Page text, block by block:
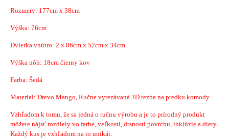
Rozmery: 177cm x 38cm
Výška: 76cm
Dvierka vnútro: 2 x 86cm x 52cm x 34cm
Výška nôh: 18cm čierny kov
Farba: Šedá
Material: Drevo Mango, Ručne vyrezávaná 3D rezba na predku komody.
Vzhľadom k tomu, že sa jedná o ručnu výrobu a je to prírodný produkt
môžete nájsť rozdiely vo farbe, veľkosti, drsnosti povrchu, inklúzie a diery.
Každý kus je vzhľadom na to unikát.